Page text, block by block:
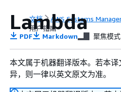
文档
AWS Systems
用户指南
Lambda
PDF Markdown 聚焦模式
本文属于机器翻译版本。若本
异，则一律以英文原文为准。